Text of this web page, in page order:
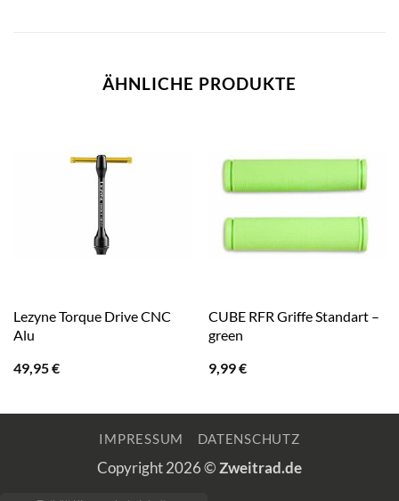
ÄHNLICHE PRODUKTE
Lezyne Torque Drive CNC
Alu
49,95€
CUBE RFR Griffe Standart –
green
9,99€
IMPRESSUM DATENSCHUTZ
Copyright 2026 ©Zweitrad.de